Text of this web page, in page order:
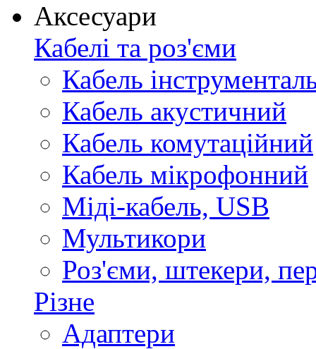
Аксесуари
Кабелі та роз'єми
Кабель
Кабель акустичний
Кабель комутаційний
Кабель мікрофонний
Міді-кабель, USB
Мультикори
Роз'єми, штекери,
Різне
Адаптери